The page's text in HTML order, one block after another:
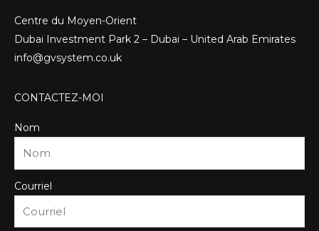
Centre du Moyen-Orient
Dubai Investment Park 2 – Dubai – United Arab Emirates
info@gvsystem.co.uk
CONTACTEZ-MOI
Nom
Courriel